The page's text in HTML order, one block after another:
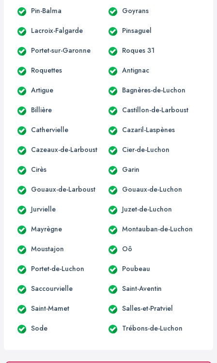
Pin-Balma Goyrans
Lacroix-Falgarde Pinsaguel
Portet-sur-Garonne Roques 31
Roquettes Antignac
Artigue Bagnères-de-Luchon
Billière Castillon-de-Larboust
Cathervielle Cazaril-Laspènes
Cazeaux-de-Larboust Cier-de-Luchon
Cirès Garin
Gouaux-de-Larboust Gouaux-de-Luchon
Jurvielle Juzet-de-Luchon
Mayrègne Montauban-de-Luchon
Moustajon Oô
Portet-de-Luchon Poubeau
Saccourvielle Saint-Aventin
Saint-Mamet Salles-et-Pratviel
Sode Trébons-de-Luchon